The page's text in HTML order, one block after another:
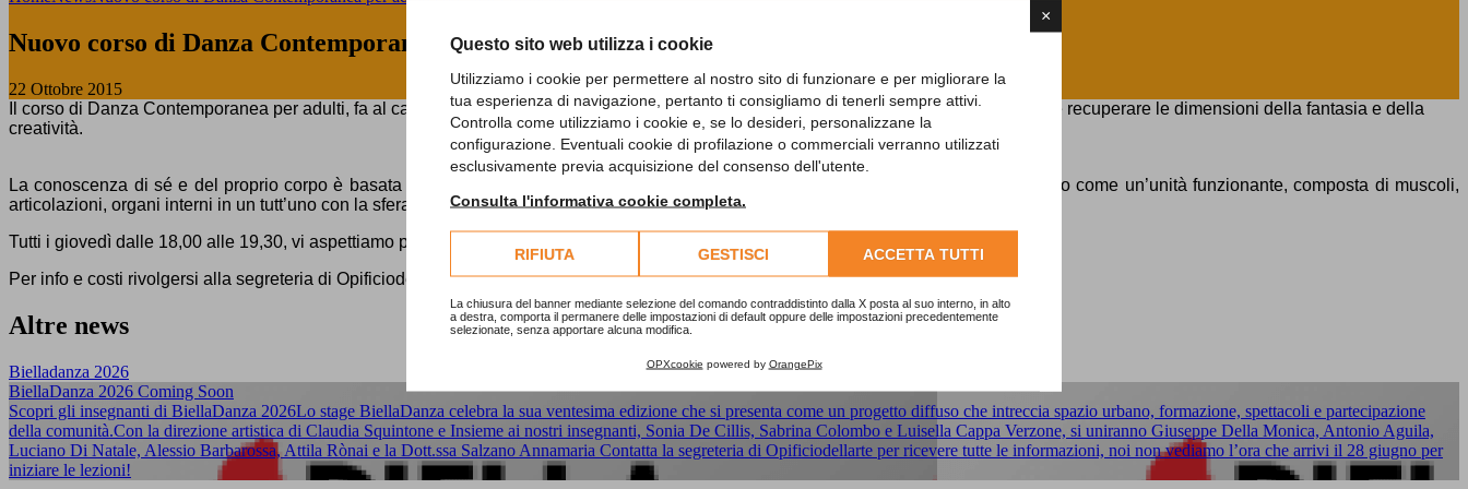
×
Questo sito web utilizza i cookie
Utilizziamo i cookie per permettere al nostro sito di funzionare e per migliorare la
tua esperienza di navigazione, pertanto ti consigliamo di tenerli sempre attivi.
Controlla come utilizziamo i cookie e, se lo desideri, personalizzane la
configurazione. Eventuali cookie di profilazione o commerciali verranno utilizzati
esclusivamente previa acquisizione del consenso dell'utente.
Consulta l'informativa cookie completa.
RIFIUTA GESTISCI ACCETTA TUTTI
La chiusura del banner mediante selezione del comando contraddistinto dalla X posta al suo interno, in alto
a destra, comporta il permanere delle impostazioni di default oppure delle impostazioni precedentemente
selezionate, senza apportare alcuna modifica.
OPXcookie powered by OrangePix
Nuovo corso di Danza Contemporanea per adulti con Sara Formicola
22 Ottobre 2015
Il corso di Danza Contemporanea per adulti, fa al caso tuo, per riscoprire la tua fisicità, entrare a contatto con le tue capacità espressive e recuperare le dimensioni della fantasia e della
creatività.
La conoscenza di sé e del proprio corpo è basata sullo sviluppo di quella sensibilità interna che ci permette di avvertire il nostro corpo come un’unità funzionante, composta di muscoli,
articolazioni, organi interni in un tutt’uno con la sfera psicologica.
Tutti i giovedì dalle 18,00 alle 19,30, vi aspettiamo per una lezione di prova gratuita!
Per info e costi rivolgersi alla segreteria di Opificiodellarte, via De Agostini 7c. Telefono 015 30901.
Altre news
Bielladanza 2026
BiellaDanza 2026 Coming Soon
Scopri gli insegnanti di BiellaDanza 2026Lo stage BiellaDanza celebra la sua ventesima edizione che si presenta come un progetto diffuso che intreccia spazio urbano, formazione, spettacoli e partecipazione
della comunità.Con la direzione artistica di Claudia Squintone e Insieme ai nostri insegnanti, Sonia De Cillis, Sabrina Colombo e Luisella Cappa Verzone, si uniranno Giuseppe Della Monica, Antonio Aguila,
Luciano Di Natale, Alessio Barbarossa, Attila Rònai e la Dott.ssa Salzano Annamaria Contatta la segreteria di Opificiodellarte per ricevere tutte le informazioni, noi non vediamo l’ora che arrivi il 28 giugno per
iniziare le lezioni!